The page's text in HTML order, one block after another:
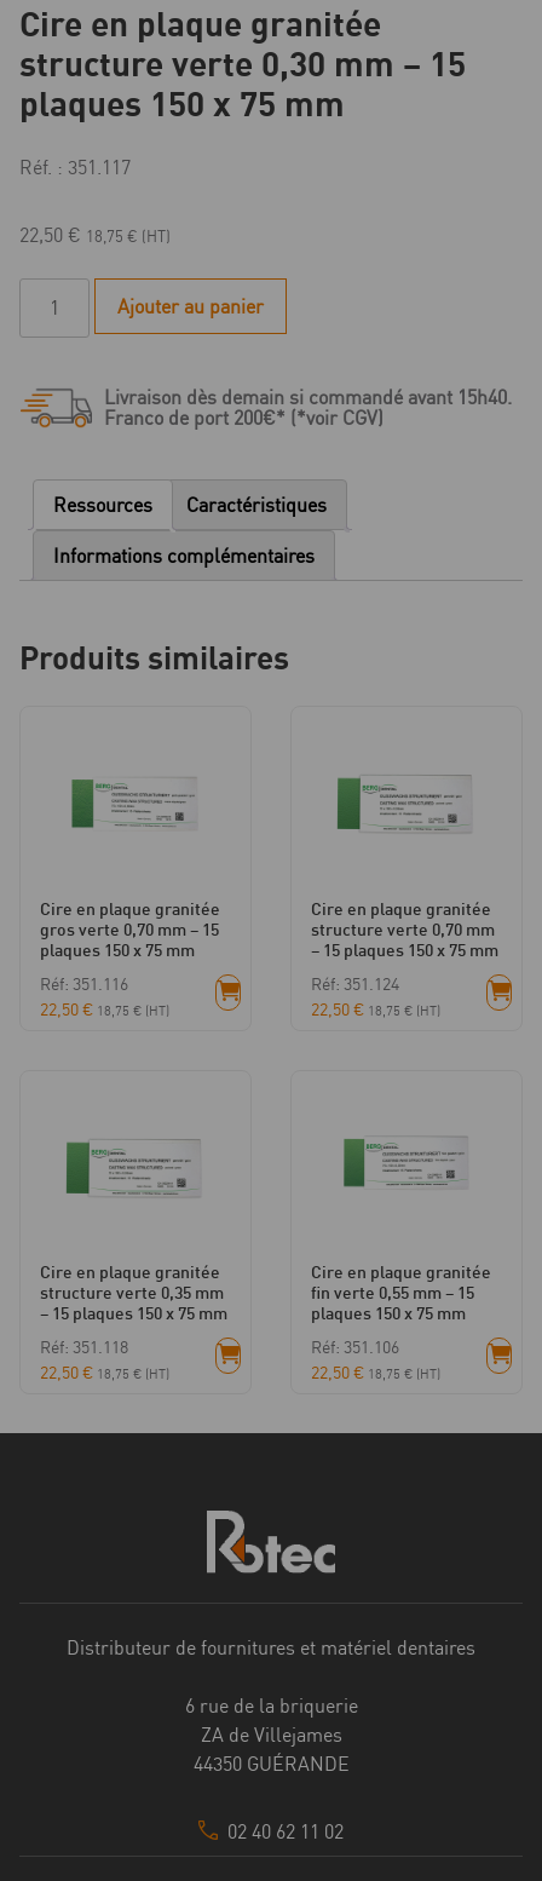
Cire en plaque granitée
structure verte 0,30 mm – 15
plaques 150 x 75 mm
Réf. : 351.117
22,50 € 18,75 € (HT)
plaque
verte
0,30
-
plaques
150
Ajouter au panier
Livraison dès demain si commandé avant 15h40.
Franco de port 200€* (*voir CGV)
Ressources Caractéristiques
Informations complémentaires
Produits similaires
Cire en plaque granitée
gros verte 0,70 mm – 15
plaques 150 x 75 mm
Réf: 351.116
22,50€ 18,75 € (HT)
Cire en plaque granitée
structure verte 0,70 mm
– 15 plaques 150 x 75 mm
Réf: 351.124
22,50€ 18,75 € (HT)
Cire en plaque granitée
structure verte 0,35 mm
– 15 plaques 150 x 75 mm
Réf: 351.118
22,50€ 18,75 € (HT)
Cire en plaque granitée
fin verte 0,55 mm – 15
plaques 150 x 75 mm
Réf: 351.106
22,50€ 18,75 € (HT)
Distributeur de fournitures et matériel dentaires
6 rue de la briquerie
ZA de Villejames
44350 GUÉRANDE
02 40 62 11 02